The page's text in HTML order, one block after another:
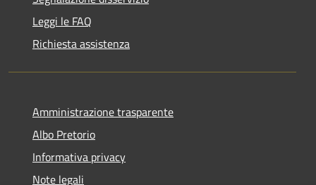
Leggi le FAQ
Richiesta assistenza
Amministrazione trasparente
Albo Pretorio
Informativa privacy
Note legali